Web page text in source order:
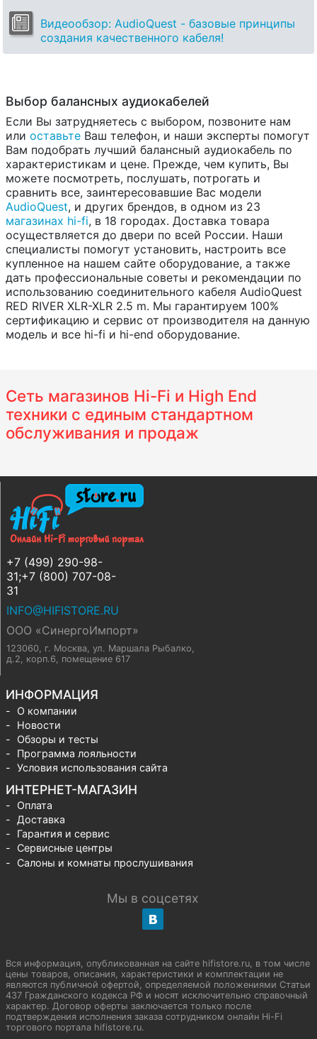
Видеообзор: AudioQuest - базовые принципы
создания качественного кабеля!
Выбор балансных аудиокабелей
Если Вы затрудняетесь с выбором, позвоните нам
или оставьте Ваш телефон, и наши эксперты помогут
Вам подобрать лучший балансный аудиокабель по
характеристикам и цене. Прежде, чем купить, Вы
можете посмотреть, послушать, потрогать и
сравнить все, заинтересовавшие Вас модели
AudioQuest, и других брендов, в одном из 23
магазинах hi-fi, в 18 городах. Доставка товара
осуществляется до двери по всей России. Наши
специалисты помогут установить, настроить все
купленное на нашем сайте оборудование, а также
дать профессиональные советы и рекомендации по
использованию соединительного кабеля AudioQuest
RED RIVER XLR-XLR 2.5 m. Мы гарантируем 100%
сертификацию и сервис от производителя на данную
модель и все hi-fi и hi-end оборудование.
Сеть магазинов Hi-Fi и High End
техники с единым стандартном
обслуживания и продаж
+7 (499) 290-98-
31;+7 (800) 707-08-
31
INFO@HIFISTORE.RU
ООО «СинергоИмпорт»
123060, г. Москва, ул. Маршала Рыбалко,
д.2, корп.6, помещение 617
ИНФОРМАЦИЯ
О компании
Новости
Обзоры и тесты
Программа лояльности
Условия использования сайта
ИНТЕРНЕТ-МАГАЗИН
Оплата
Доставка
Гарантия и сервис
Сервисные центры
Салоны и комнаты прослушивания
Мы в соцсетях
Вся информация, опубликованная на сайте hifistore.ru, в том числе
цены товаров, описания, характеристики и комплектации не
являются публичной офертой, определяемой положениями Статьи
437 Гражданского кодекса РФ и носят исключительно справочный
характер. Договор оферты заключается только после
подтверждения исполнения заказа сотрудником онлайн Hi-Fi
торгового портала hifistore.ru.